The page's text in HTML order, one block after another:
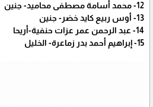
12- محمد أسامة مصطفى محاميد- جنين
13- أوس ربيع كايد خضر- جنين
14- عبد الرحمن عمر عزات حنفية-أريحا
15- إبراهيم أحمد بدر زماعرة- الخليل